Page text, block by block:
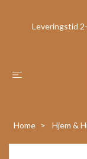
Leveringstid
Home Hjem &